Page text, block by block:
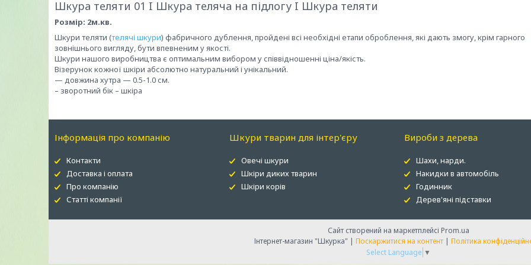
Шкура теляти 01 I Шкура теляча на підлогу I Шкура теляти
Розмір: 2м.кв.
Шкури теляти (телячі шкури) фабричного дублення, пройдені всі необхідні етапи оброблення, які дають змогу, крім гарного
зовнішнього вигляду, бути впевненим у якості.
Шкури нашого виробництва є оптимальним вибором у співвідношенні ціна/якість.
Візерунок кожної шкіри абсолютно натуральний і унікальний.
— довжина хутра — 0.5-1.0 см.
– зворотний бік – шкіра
Інформація про компанію
Контакти
Доставка і оплата
Про компанію
Статті компанії
Шкури тварин для інтер'єру
Овечі шкури
Шкіри диких тварин
Шкіри корів
Вироби з дерева
Шахи, нарди.
Накидки в автомобіль
Годинник
Дерев'яні підставки
Сайт створений на маркетплейсі Prom.ua
Інтернет-магазин "Шкурка" | Поскаржитися на контент | Політика
Select Language ▼